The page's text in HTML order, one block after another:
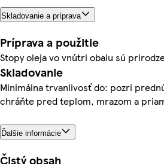
Skladovanie a príprava
Príprava a použitie
Stopy oleja vo vnútri obalu sú
Skladovanie
Minimálna trvanlivosť do: pozri
chráňte pred teplom, mrazom a
Ďalšie informácie
Čistý obsah